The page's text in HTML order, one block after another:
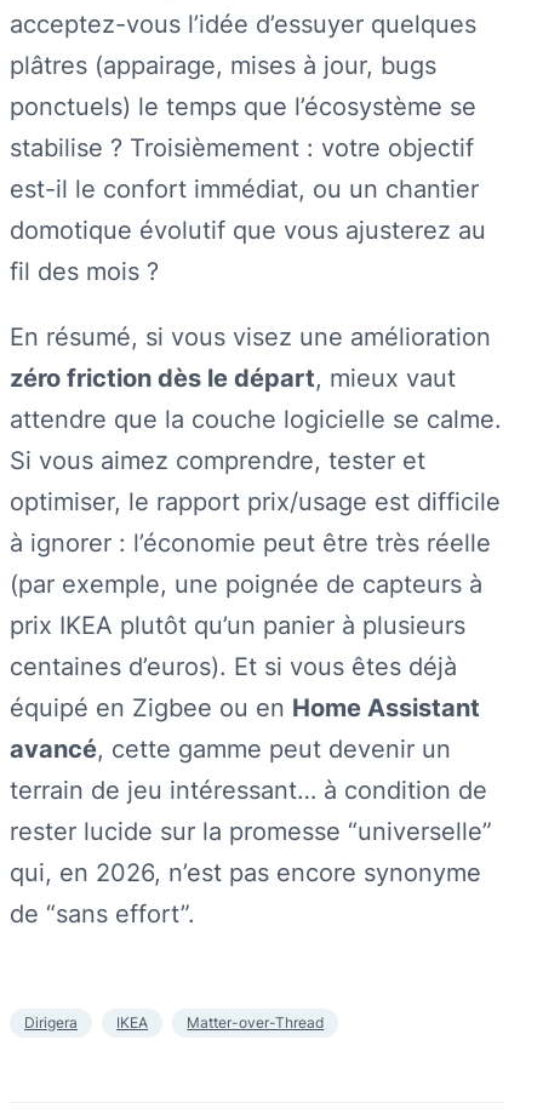
acceptez-vous l’idée d’essuyer quelques
plâtres (appairage, mises à jour, bugs
ponctuels) le temps que l’écosystème se
stabilise ? Troisièmement : votre objectif
est-il le confort immédiat, ou un chantier
domotique évolutif que vous ajusterez au
fil des mois ?
En résumé, si vous visez une amélioration
zéro friction dès le départ, mieux vaut
attendre que la couche logicielle se calme.
Si vous aimez comprendre, tester et
optimiser, le rapport prix/usage est difficile
à ignorer : l’économie peut être très réelle
(par exemple, une poignée de capteurs à
prix IKEA plutôt qu’un panier à plusieurs
centaines d’euros). Et si vous êtes déjà
équipé en Zigbee ou en Home Assistant
avancé, cette gamme peut devenir un
terrain de jeu intéressant… à condition de
rester lucide sur la promesse “universelle”
qui, en 2026, n’est pas encore synonyme
de “sans effort”.
Dirigera IKEA Matter-over-Thread